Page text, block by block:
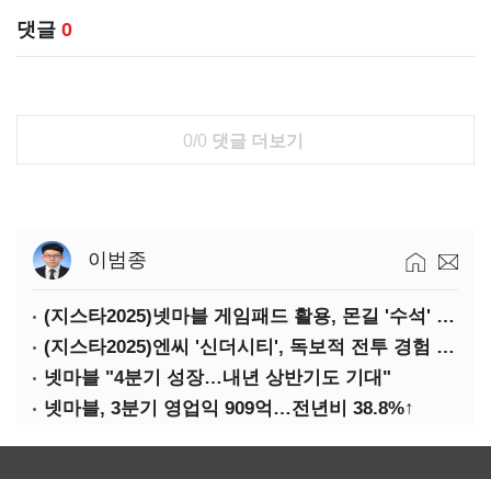
댓글 0
0/0 댓글 더보기
이범종
(지스타2025)넷마블 게임패드 활용, 몬길 '수석' 7대죄 '차석'
(지스타2025)엔씨 '신더시티', 독보적 전투 경험 필요
넷마블 "4분기 성장…내년 상반기도 기대"
넷마블, 3분기 영업익 909억…전년비 38.8%↑